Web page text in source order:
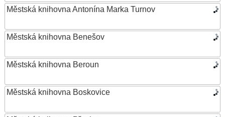
Městská knihovna Antonína Marka Turnov
Městská knihovna Benešov
Městská knihovna Beroun
Městská knihovna Boskovice